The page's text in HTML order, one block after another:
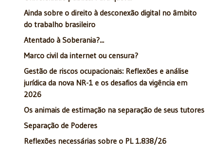
Ainda sobre o direito à desconexão digital no âmbito
do trabalho brasileiro
Atentado à Soberania?...
Marco civil da internet ou censura?
Gestão de riscos ocupacionais: Reflexões e análise
jurídica da nova NR-1 e os desafios da vigência em
2026
Os animais de estimação na separação de seus tutores
Separação de Poderes
Reflexões necessárias sobre o PL 1.838/26